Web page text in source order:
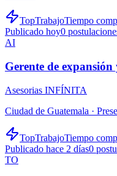
TopTrabajoTiempo
Publicado hoy0
AI
Gerente de
Asesorias INFÍNITA
Ciudad de Guatemala ·
TopTrabajoTiempo
Publicado hace 2 días0
TO